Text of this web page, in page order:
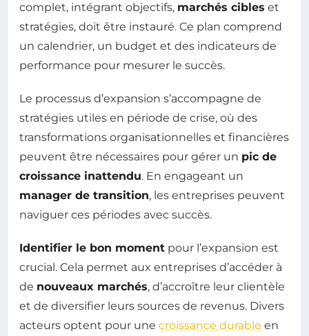
complet, intégrant objectifs, marchés cibles et
stratégies, doit être instauré. Ce plan comprend
un calendrier, un budget et des indicateurs de
performance pour mesurer le succès.
Le processus d’expansion s’accompagne de
stratégies utiles en période de crise, où des
transformations organisationnelles et financières
peuvent être nécessaires pour gérer un pic de
croissance inattendu. En engageant un
manager de transition, les entreprises peuvent
naviguer ces périodes avec succès.
Identifier le bon moment pour l’expansion est
crucial. Cela permet aux entreprises d’accéder à
de nouveaux marchés, d’accroître leur clientèle
et de diversifier leurs sources de revenus. Divers
acteurs optent pour une croissance durable en